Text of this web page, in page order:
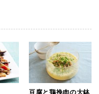
豆腐と鶏挽肉の大鉢